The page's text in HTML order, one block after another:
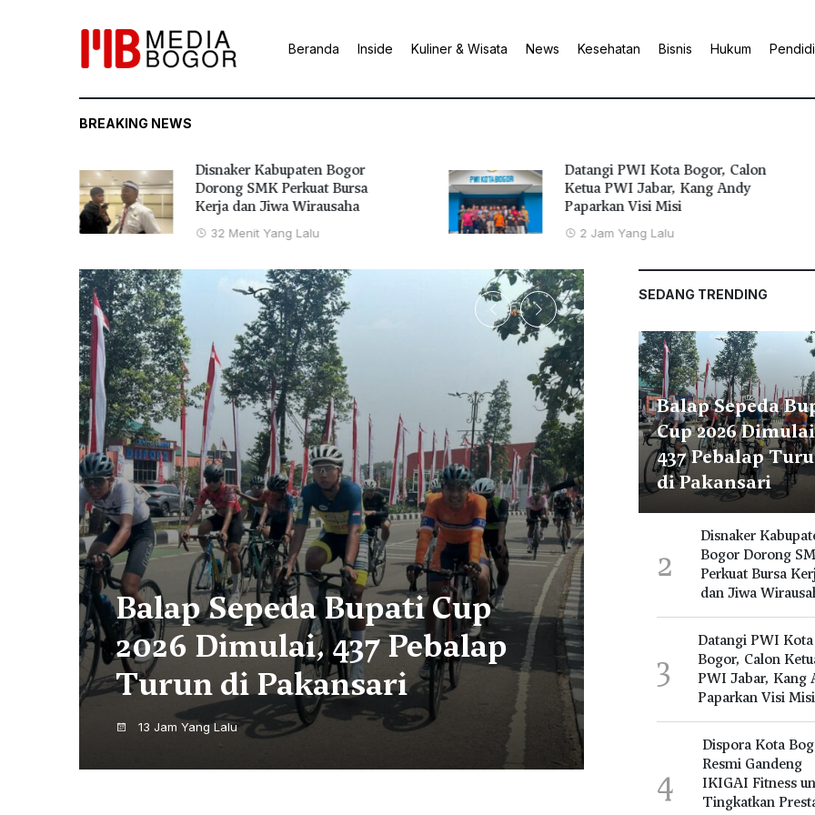
Beranda Inside Kuliner & Wisata News Kesehatan Bisnis Hukum
BREAKING NEWS
Disnaker Kabupaten Bogor
Dorong SMK Perkuat Bursa
Kerja dan Jiwa Wirausaha
32 Menit Yang Lalu
Datangi PWI Kota Bogor, Calon
Ketua PWI Jabar, Kang Andy
Paparkan Visi Misi
2 Jam Yang Lalu
Sepeda Bupati Cup
Dimulai, 437 Pebalap
di Pakansari
Disnaker Kabupaten
Dorong SMK Perkuat
Kerja dan Jiwa
13 Jam Yang Lalu
SEDANG TRENDING
Balap Sepeda
Cup 2026
437 Pebalap
di Pakansari
2
Disnaker
Bogor Dorong
Perkuat Bursa
dan Jiwa
3
Datangi PWI Kota
Bogor, Calon
PWI Jabar, Kang
Paparkan Visi Misi
4
Dispora Kota
Resmi Gandeng
IKIGAI Fitness
Tingkatkan